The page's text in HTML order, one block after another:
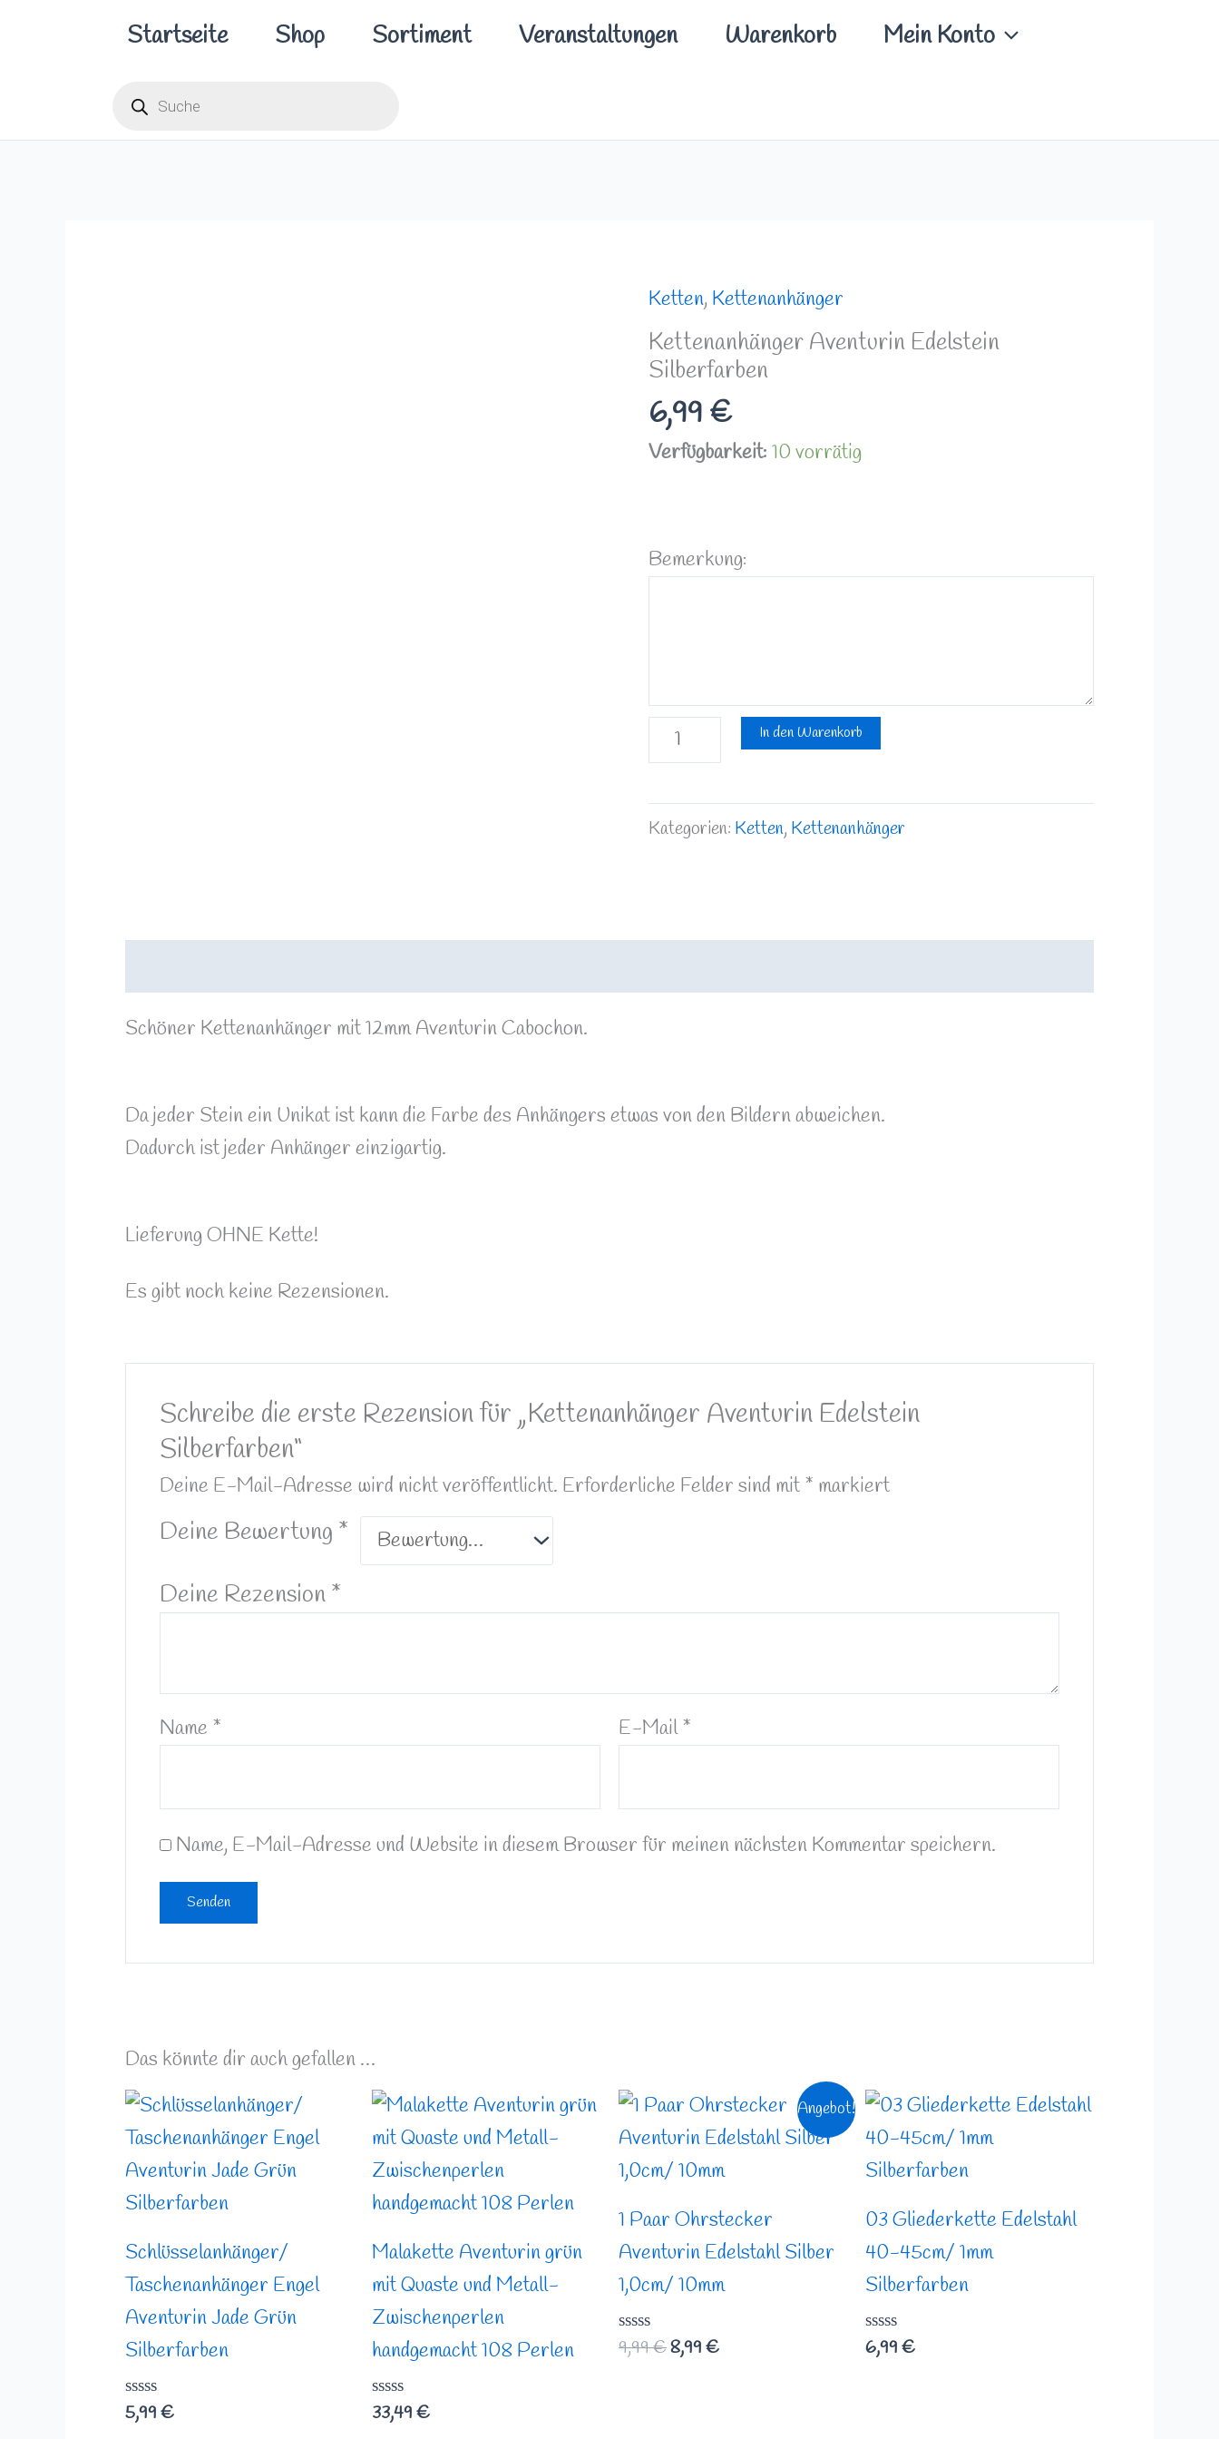
Startseite Shop Sortiment Veranstaltungen Warenkorb Mein Konto
search
Ketten, Kettenanhänger
Kettenanhänger Aventurin Edelstein
Silberfarben
6,99 €
Verfügbarkeit: 10 vorrätig
Bemerkung:
Kettenanhänger
Aventurin
Edelstein
Silberfarben
Menge
In den Warenkorb
Kategorien: Ketten, Kettenanhänger
Schöner Kettenanhänger mit 12mm Aventurin Cabochon.
Da jeder Stein ein Unikat ist kann die Farbe des Anhängers etwas von den Bildern abweichen.
Dadurch ist jeder Anhänger einzigartig.
Lieferung OHNE Kette!
Es gibt noch keine Rezensionen.
Schreibe die erste Rezension für „Kettenanhänger Aventurin Edelstein
Silberfarben“
Deine E-Mail-Adresse wird nicht veröffentlicht. Erforderliche Felder sind mit * markiert
Deine Bewertung *
Deine Rezension*
Name * E-Mail*
Name, E-Mail-Adresse und Website in diesem Browser für meinen nächsten Kommentar speichern.
Das könnte dir auch gefallen …
Schlüsselanhänger/
Taschenanhänger Engel
Aventurin Jade Grün
Silberfarben
Bewertet
mit
5,99€
Malakette Aventurin grün
mit Quaste und Metall-
Zwischenperlen
handgemacht 108 Perlen
Bewertet
mit
33,49€
Angebot!
1 Paar Ohrstecker
Aventurin Edelstahl Silber
1,0cm/ 10mm
Bewertet
mit
9,99€
Ursprünglicher
war:
9,99 €
8,99€
Aktueller
Preis
ist:
8,99 €.
03 Gliederkette Edelstahl
40-45cm/ 1mm
Silberfarben
Bewertet
mit
6,99€